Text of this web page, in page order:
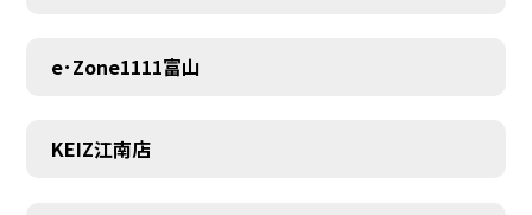
e･Zone1111富山
KEIZ江南店